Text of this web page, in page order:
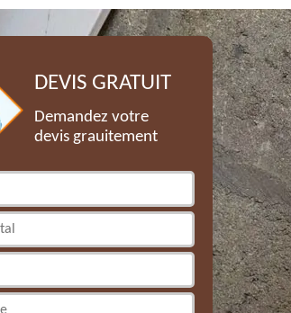
DEVIS GRATUIT
Demandez votre
devis grauitement